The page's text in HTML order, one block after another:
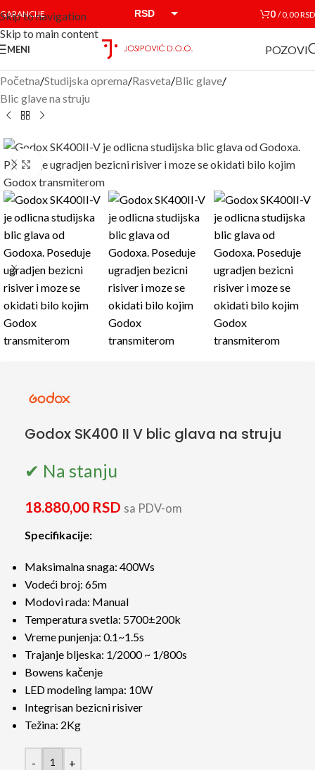
Skip to navigation
Skip to main content
GARANCIJE RSD 0 /0,00RSD
MENI POZOVI
Početna/Studijska oprema/Rasveta/Blic glave/
Blic glave na struju
Click to enlarge
Godox SK400 II V blic glava na struju
✔ Na stanju
18.880,00 RSD sa PDV-om
Specifikacije:
Maksimalna snaga: 400Ws
Vodeći broj: 65m
Modovi rada: Manual
Temperatura svetla: 5700±200k
Vreme punjenja: 0.1~1.5s
Trajanje bljeska: 1/2000 ~ 1/800s
Bowens kačenje
LED modeling lampa: 10W
Integrisan bezicni risiver
Težina: 2Kg
- +